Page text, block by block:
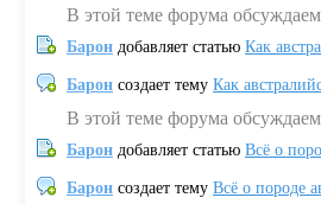
В этой теме форума
Барон добавляет статью Как
Барон создает тему Как
В этой теме форума
Барон добавляет статью Всё о
Барон создает тему Всё о породе